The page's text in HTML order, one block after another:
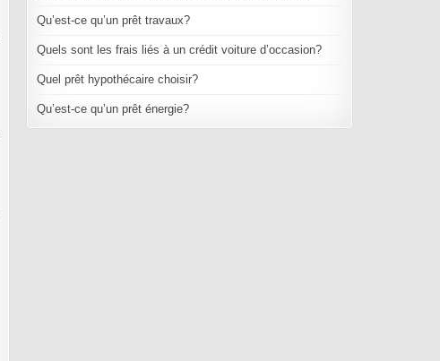
Qu’est-ce qu’un prêt travaux?
Quels sont les frais liés à un crédit voiture d’occasion?
Quel prêt hypothécaire choisir?
Qu’est-ce qu’un prêt énergie?